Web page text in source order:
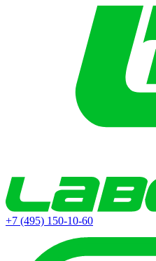
+7 (495) 150-10-60